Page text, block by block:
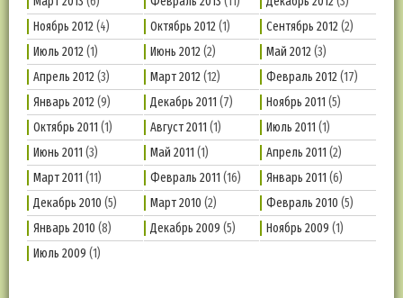
Ноябрь 2012(4) Октябрь 2012(1) Сентябрь 2012(2)
Июль 2012(1) Июнь 2012(2) Май 2012(3)
Апрель 2012(3) Март 2012(12) Февраль 2012(17)
Январь 2012(9) Декабрь 2011 (7) Ноябрь 2011 (5)
Октябрь 2011 (1) Август 2011 (1) Июль 2011 (1)
Июнь 2011 (3) Май 2011 (1) Апрель 2011 (2)
Март 2011 (11) Февраль 2011 (16) Январь 2011 (6)
Декабрь 2010 (5) Март 2010 (2) Февраль 2010 (5)
Январь 2010 (8) Декабрь 2009 (5) Ноябрь 2009 (1)
Июль 2009 (1)